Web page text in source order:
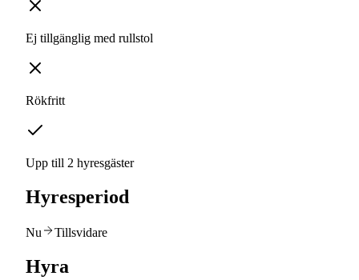
Ej tillgänglig med rullstol
Rökfritt
Upp till 2 hyresgäster
Hyresperiod
Nu Tillsvidare
Hyra